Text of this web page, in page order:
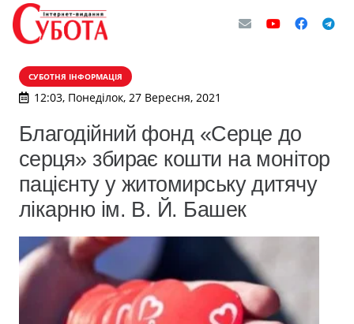
СУБОТНЯ ІНФОРМАЦІЯ
12:03, Понеділок, 27 Вересня, 2021
Благодійний фонд «Серце до
серця» збирає кошти на монітор
пацієнту у житомирську дитячу
лікарню ім. В. Й. Башек